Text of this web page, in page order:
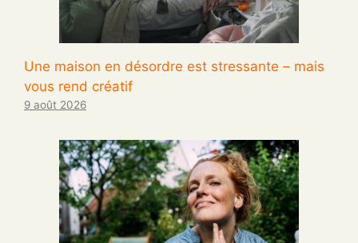
Une maison en désordre est stressante – mais
vous rend créatif
9 août 2026